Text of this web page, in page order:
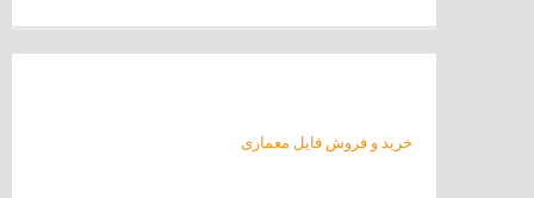
خرید و فروش فایل معماری